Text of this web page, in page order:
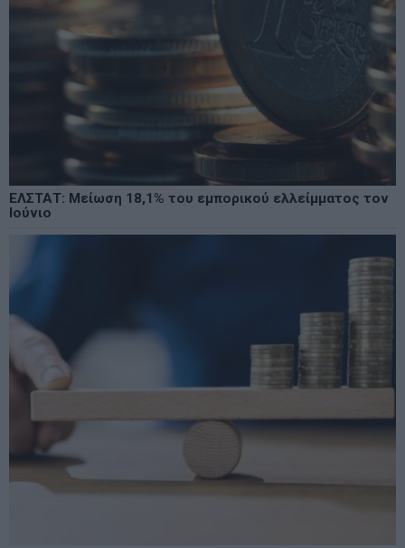
ΕΛΣΤΑΤ: Μείωση 18,1% του εμπορικού ελλείμματος τον
Ιούνιο